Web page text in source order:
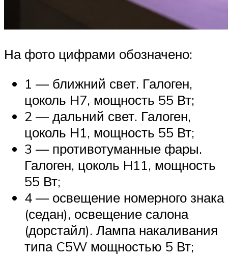
На фото цифрами обозначено:
1 — ближний свет. Галоген,
цоколь H7, мощность 55 Вт;
2 — дальний свет. Галоген,
цоколь H1, мощность 55 Вт;
3 — противотуманные фары.
Галоген, цоколь H11, мощность
55 Вт;
4 — освещение номерного знака
(седан), освещение салона
(дорстайл). Лампа накаливания
типа C5W мощностью 5 Вт;